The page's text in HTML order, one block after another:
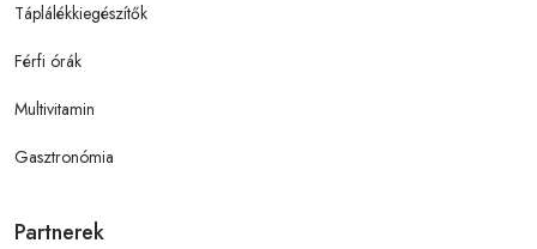
Táplálékkiegészítők
Férfi órák
Multivitamin
Gasztronómia
Partnerek